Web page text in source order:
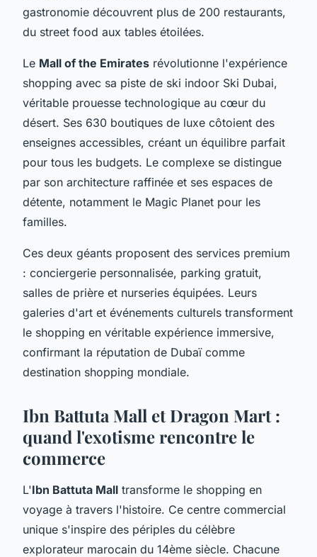
gastronomie découvrent plus de 200 restaurants,
du street food aux tables étoilées.
Le Mall of the Emirates révolutionne l'expérience
shopping avec sa piste de ski indoor Ski Dubai,
véritable prouesse technologique au cœur du
désert. Ses 630 boutiques de luxe côtoient des
enseignes accessibles, créant un équilibre parfait
pour tous les budgets. Le complexe se distingue
par son architecture raffinée et ses espaces de
détente, notamment le Magic Planet pour les
familles.
Ces deux géants proposent des services premium
: conciergerie personnalisée, parking gratuit,
salles de prière et nurseries équipées. Leurs
galeries d'art et événements culturels transforment
le shopping en véritable expérience immersive,
confirmant la réputation de Dubaï comme
destination shopping mondiale.
Ibn Battuta Mall et Dragon Mart :
quand l'exotisme rencontre le
commerce
L'Ibn Battuta Mall transforme le shopping en
voyage à travers l'histoire. Ce centre commercial
unique s'inspire des périples du célèbre
explorateur marocain du 14ème siècle. Chacune